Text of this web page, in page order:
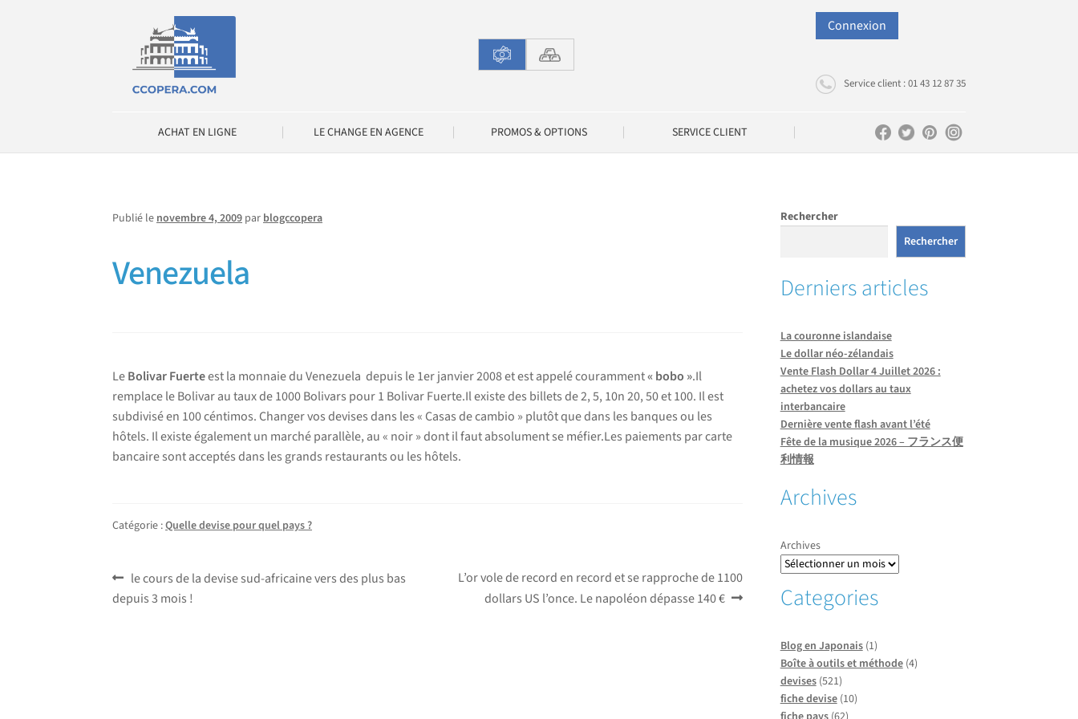
navigation
contenu
Connexion
Service client : 01 43 12 87 35
ACHAT EN LIGNE LE CHANGE EN AGENCE PROMOS & OPTIONS SERVICE CLIENT
Publié lenovembre 4, 2009 parblogccopera
Venezuela
LeBolivar Fuerteest la monnaie du Venezuela depuis le 1er janvier 2008 et est appelé couramment« bobo ».Il
remplace le Bolivar au taux de 1000 Bolivars pour 1 Bolivar Fuerte.Il existe des billets de 2, 5, 10n 20, 50 et 100. Il est
subdivisé en 100 céntimos. Changer vos devises dans les « Casas de cambio » plutôt que dans les banques ou les
hôtels. Il existe également un marché parallèle, au « noir » dont il faut absolument se méfier.Les paiements par carte
bancaire sont acceptés dans les grands restaurants ou les hôtels.
Catégorie :Quelle devise pour quel pays ?
Navigation
de
Article
précédent :
le cours de la devise sud-africaine vers des plus bas
depuis 3 mois !
Article
suivant :
L’or vole de record en record et se rapproche de 1100
dollars US l’once. Le napoléon dépasse 140 €
Rechercher
Rechercher
Derniers articles
La couronne islandaise
Le dollar néo-zélandais
Vente Flash Dollar 4 Juillet 2026 :
achetez vos dollars au taux
interbancaire
Dernière vente flash avant l’été
Fête de la musique 2026 – フランス便
利情報
Archives
Archives
Categories
Blog en Japonais(1)
Boîte à outils et méthode(4)
devises(521)
fiche devise(10)